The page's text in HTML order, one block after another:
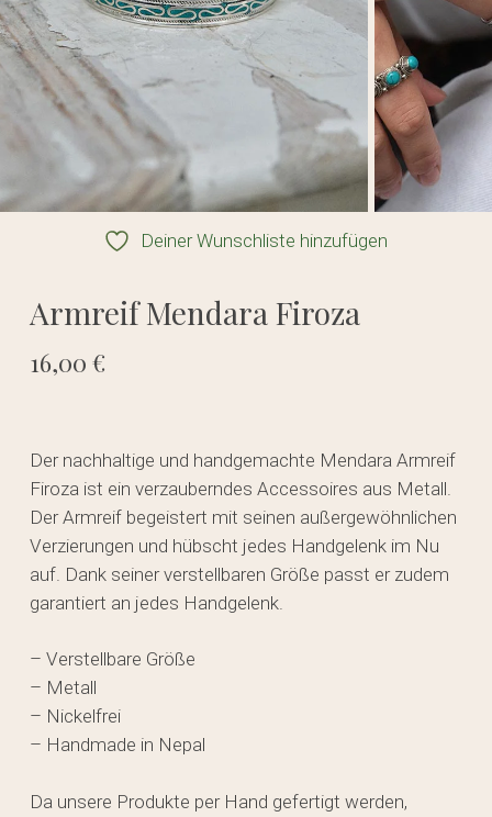
Deiner Wunschliste hinzufügen
Armreif Mendara Firoza
16,00 €
Der nachhaltige und handgemachte Mendara Armreif
Firoza ist ein verzauberndes Accessoires aus Metall.
Der Armreif begeistert mit seinen außergewöhnlichen
Verzierungen und hübscht jedes Handgelenk im Nu
auf. Dank seiner verstellbaren Größe passt er zudem
garantiert an jedes Handgelenk.
– Verstellbare Größe
– Metall
– Nickelfrei
– Handmade in Nepal
Da unsere Produkte per Hand gefertigt werden,